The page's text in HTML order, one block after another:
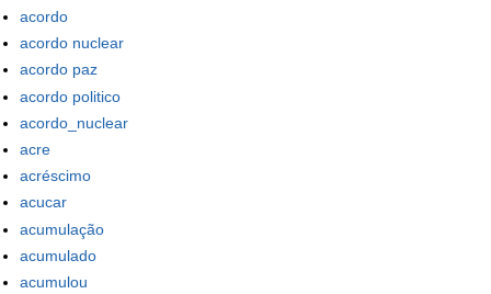
acordo
acordo nuclear
acordo paz
acordo politico
acordo_nuclear
acre
acréscimo
acucar
acumulação
acumulado
acumulou